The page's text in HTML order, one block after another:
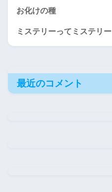
お化けの種
ミステリーってミステリー
最近のコメント